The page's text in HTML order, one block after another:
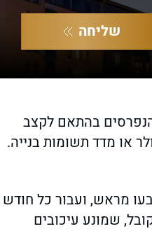
שליחה
בהתאם לקצב
או מדד תשומות בנייה.
מראש, ועבור כל חודש
שמונע עיכובים